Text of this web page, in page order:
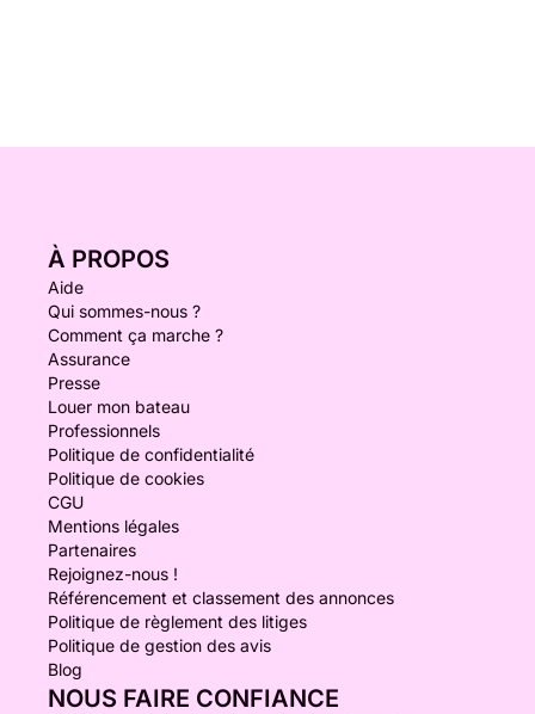
À PROPOS
Aide
Qui sommes-nous ?
Comment ça marche ?
Assurance
Presse
Louer mon bateau
Professionnels
Politique de confidentialité
Politique de cookies
CGU
Mentions légales
Partenaires
Rejoignez-nous !
Référencement et classement des annonces
Politique de règlement des litiges
Politique de gestion des avis
Blog
NOUS FAIRE CONFIANCE